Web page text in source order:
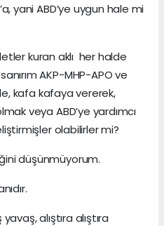
yani ABD’ye uygun hale mi
kuran aklı her halde
AKP-MHP-APO ve
kafa kafaya vererek,
veya ABD’ye yardımcı
olabilirler mi?
düşünmüyorum.
alıştıra alıştıra